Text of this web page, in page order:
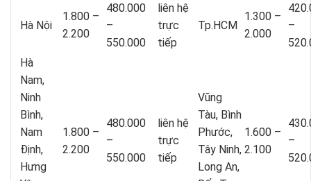
Hà Nội
1.800 –
2.200
480.000
–
550.000
liên hệ
trực
tiếp
Tp.HCM
1.300 –
2.000
–
Hà
Nam,
Ninh
Bình,
Nam
Định,
Hưng
1.800 –
2.200
480.000
–
550.000
liên hệ
trực
tiếp
Vũng
Tàu, Bình
Phước,
Tây Ninh,
Long An,
1.600 –
2.100
–